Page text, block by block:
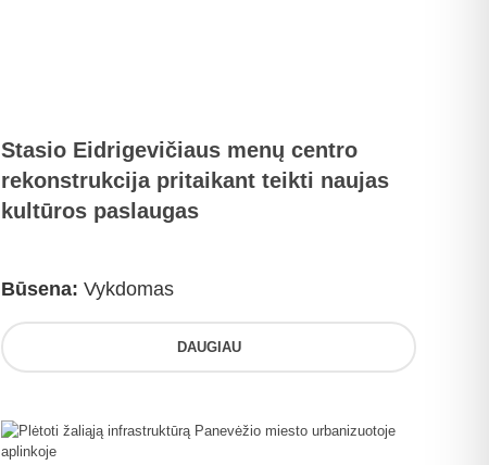
Stasio Eidrigevičiaus menų centro
rekonstrukcija pritaikant teikti naujas
kultūros paslaugas
Būsena: Vykdomas
DAUGIAU